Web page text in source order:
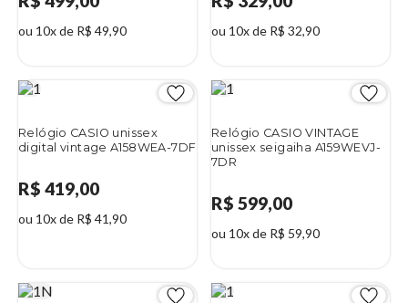
ou 10x de R$ 49,90 ou 10x de R$ 32,90
Relógio CASIO unissex
digital vintage A158WEA-7DF
R$ 419,00
ou 10x de R$ 41,90
Relógio CASIO VINTAGE
unissex seigaiha A159WEVJ-
7DR
R$ 599,00
ou 10x de R$ 59,90